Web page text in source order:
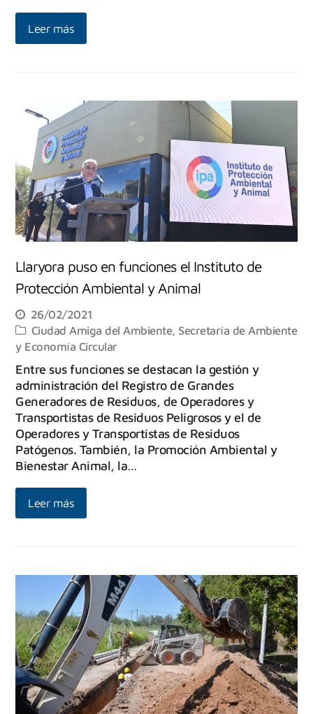
Leer más
Llaryora puso en funciones el Instituto de
Protección Ambiental y Animal
26/02/2021
Ciudad Amiga del Ambiente, Secretaría de Ambiente
y Economía Circular
Entre sus funciones se destacan la gestión y
administración del Registro de Grandes
Generadores de Residuos, de Operadores y
Transportistas de Residuos Peligrosos y el de
Operadores y Transportistas de Residuos
Patógenos. También, la Promoción Ambiental y
Bienestar Animal, la…
Leer más